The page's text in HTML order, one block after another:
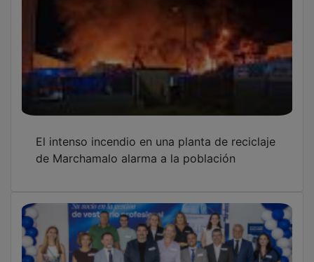
La multinacional Bardusch se instala en
Marchamalo con una nueva lavandería
industrial especializada